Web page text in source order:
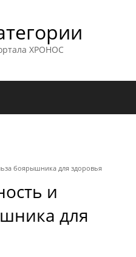
ХРОНОС
боярышника для здоровья
и
для